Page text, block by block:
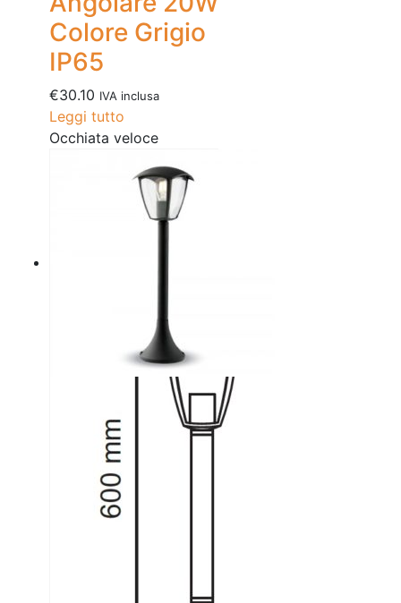
Colore Grigio
IP65
€30.10 IVA inclusa
Leggi tutto
Occhiata veloce